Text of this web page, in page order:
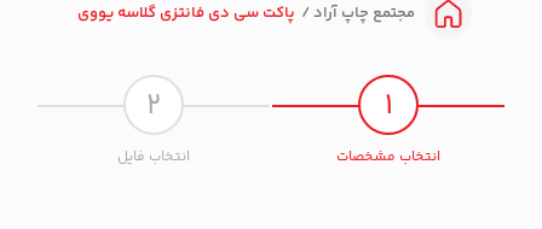
مجتمع چاپ آراد پاکت سی دی فانتزی گلاسه یووی
1
انتخاب مشخصات
2
انتخاب فایل